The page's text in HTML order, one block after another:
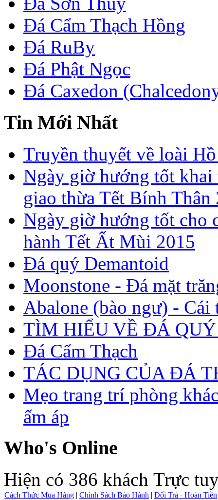
Đá Cẩm Thạch Hồng
Đá RuBy
Đá Phật Ngọc
Đá Caxedon
Tin Mới Nhất
Truyền thuyết về loài
Ngày giờ hướng tốt
giao thừa Tết Bính Thân
Ngày giờ hướng tốt cho
hành Tết Ất Mùi 2015
Đá quý Demantoid
Moonstone - Đá mặt
Abalone (bào ngư) - Cái
TÌM HIỂU VỀ ĐÁ QUÝ
Đá Cẩm Thạch
TÁC DỤNG CỦA ĐÁ
Mẹo trang trí phòng
ấm áp
Who's Online
Hiện có 386 khách Trực
Cách Thức Mua Hàng | Chính Sách Bảo Hành | Đổi Trả - Hoàn Tiền